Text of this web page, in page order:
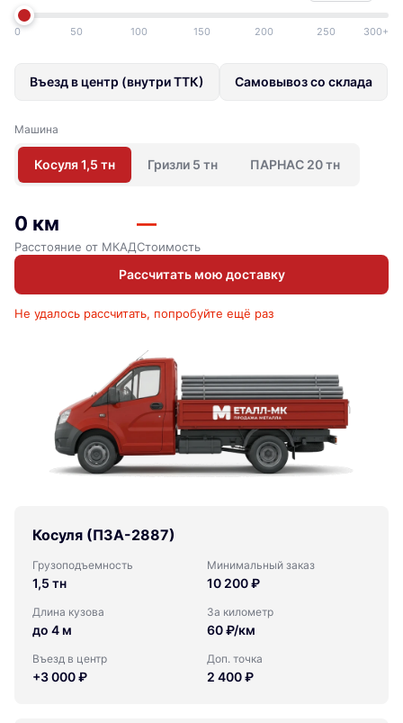
0 50 100 150 200 250 300+
Въезд в центр (внутри ТТК) Самовывоз со склада
Машина
Косуля 1,5 тн Гризли 5 тн ПАРНАС 20 тн
0 км
Расстояние от МКАД
—
Стоимость
Рассчитать мою доставку
Не удалось рассчитать, попробуйте ещё раз
Косуля (ПЗА-2887)
Грузоподъемность
1,5 тн
Минимальный заказ
10 200 ₽
Длина кузова
до 4 м
За километр
60 ₽/км
Въезд в центр
+3 000 ₽
Доп. точка
2 400 ₽